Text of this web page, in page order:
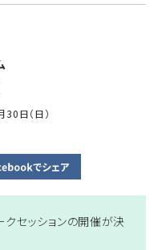
日（日）
クセッションの開催が決